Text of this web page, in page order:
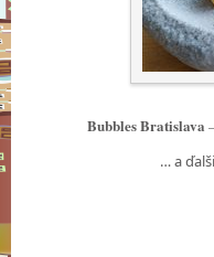
Bubbles Bratislava
… a